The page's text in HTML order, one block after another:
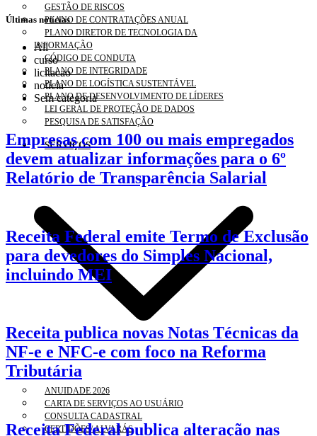
GESTÃO DE RISCOS
PLANO DE CONTRATAÇÕES ANUAL
PLANO DIRETOR DE TECNOLOGIA DA
INFORMAÇÃO
CÓDIGO DE CONDUTA
PLANO DE INTEGRIDADE
PLANO DE LOGÍSTICA SUSTENTÁVEL
PLANO DE DESENVOLVIMENTO DE LÍDERES
LEI GERAL DE PROTEÇÃO DE DADOS
PESQUISA DE SATISFAÇÃO
SERVIÇOS
ANUIDADE 2026
CARTA DE SERVIÇOS AO USUÁRIO
CONSULTA CADASTRAL
CERTIDÕES/ ALVARÁS
Últimas notícias
All
curso
licitacao
noticia
Sem categoria
Empresas com 100 ou mais empregados
devem atualizar informações para o 6º
Relatório de Transparência Salarial
Receita Federal emite Termo de Exclusão
para devedores do Simples Nacional,
incluindo MEI
Receita publica novas Notas Técnicas da
NF-e e NFC-e com foco na Reforma
Tributária
Receita Federal publica alteração nas